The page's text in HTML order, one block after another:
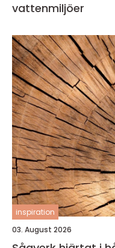
vattenmiljöer
inspiration
03. August 2026